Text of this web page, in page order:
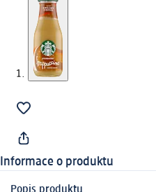
Informace o produktu
Popis produktu